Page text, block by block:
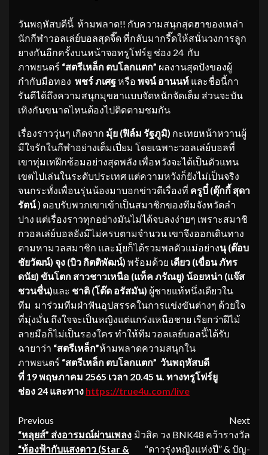
วันพฤหัสบดีนี้ ห้ามพลาด!! กับความสนุกสุดฮาของเหล่า
นักกีฬาวอลเล่ย์บอลสุดจี๊ด ที่กลับมากรี๊ดให้สนั่นวงการลูก
ยางกันอีกครั้งบนหน้าจอทรูโฟร์ยู ช่อง 24 กับ
ภาพยนตร์ “สตรีเหล็ก ตบโลกแตก” ผลงานสุดปังของผู้
กำกับมือทอง พชร์ ภเศฐหรือ พจน์ อานนท์ และชื่อนี้กา
รันตีได้ถึงความสนุกมุขฮาแบบจัดหนักจัดเต็ม ส่วนจะบัน
เทิงกันขนาดไหนต้องไปติดตามชมกัน
เรื่องราววุ่นๆ เกิดจาก มุ้ย (ฟิล์ม รัฐภูมิ) กะเทยหน้าหวานผู้
มีใจรักในกีฬาอย่างเต็มเปี่ยม โดยเฉพาะวอลเล่ย์บอลที่
เขาทุ่มเทฝึกซ้อมอย่างสุดพลัง เพื่อหวังจะได้เป็นตัวแทน
เขตไปเล่นในระดับประเทศ แต่ความหวังก็ยังไม่เป็นจริง
จนกระทั่งเพื่อนรุ่นน้องมาบอกข่าวดีเรื่องที่ ครูบี๋ (ตุ๊กกี้ สุดา
รัตน์) ตอบรับพวกเขาเข้าเป็นสมาชิกของทีมจังหวัดลํา
ปาง แต่เรื่องราวทุกอย่างมันไม่ได้จบลงง่ายๆ เพราะสมาชิ
กวอลเล่ย์บอลยังมีไม่ครบตามจํานวน เขาจึงออกเดินทาง
ตามหามวลสมาชิก และมุ้ยก็ได้รวมพลตัวแม่อย่างนุ (ต๊อบ
ชัยวัฒน์) จุง (บิว กิตติพัฒน์) พร้อมด้วย เดียว (เขื่อน ภัทร
ดนัย) ขันโตก สาวชาวเหนือ (แท็ค ภรัณยู) น้อยหน่า (แจ๊ส
ชวนชื่น)และ ชาติ (โต๊ด อรัสมัน) ผู้ชายแท้หนึ่งเดียวใน
ทีม มาร่วมทีมฝ่าฟันอุปสรรคในการแข่งขันต่างๆ ด้วยใจ
ที่มุ่งมั่น ถึงใจจะเป็นหญิงแต่แกร่งเหนือชาย เรียกว่าฝีไม้
ลายมือก็ไม่เป็นรองใคร ทำให้ทีมวอลเลย์บอลนี้ได้รับ
ฉายาว่า “สตรีเหล็ก”ห้ามพลาดความสนุกใน
ภาพยนตร์ “สตรีเหล็ก ตบโลกแตก” วันพฤหัสบดี
ที่ 19 พฤษภาคม 2565 เวลา 20.45 น. ทางทรูโฟร์ยู
ช่อง 24 และทาง https://true4u.com/live
Continue
Reading
Previous
“หลุยส์” ส่งอารมณ์ผ่านเพลง
“ท้องฟ้ากับแสงดาว (Star &
Next
มิวสิค วง BNK48 คว้ารางวัล
“ดาวรุ่งหญิงแห่งปี” & ปัญ-